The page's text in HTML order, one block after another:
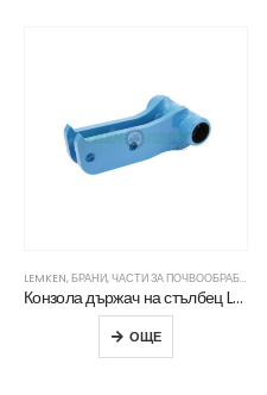
LEMKEN,БРАНИ,ЧАСТИ ЗА ПОЧВООБРАБОТВАЩА ТЕХНИКА
Конзола държач на стълбец Lemken
ОЩЕ